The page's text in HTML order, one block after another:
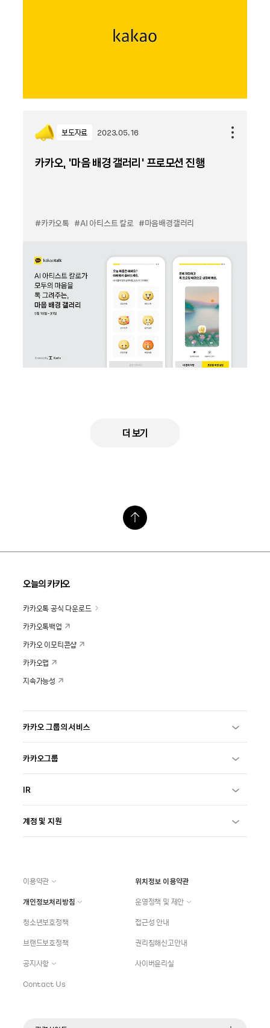
보도자료 2023.05.16
카카오, ‘마음 배경 갤러리’ 프로모션 진행
#카카오톡 #AI 아티스트 칼로 #마음배경갤러리
더 보기
오늘의 카카오
카카오톡 공식 다운로드
카카오톡백업
카카오 이모티콘샵
카카오맵
지속가능성
카카오 그룹의 서비스
카카오그룹
IR
계정 및 지원
이용약관
위치정보 이용약관
개인정보처리방침
운영정책 및 제안
청소년보호정책
접근성 안내
브랜드보호정책
권리침해신고안내
공지사항
사이버윤리실
Contact Us